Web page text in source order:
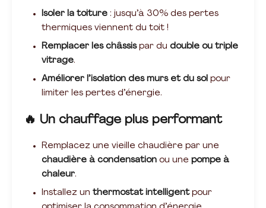
Isoler la toiture : jusqu’à 30% des pertes
thermiques viennent du toit !
Remplacer les châssispar du double ou triple
vitrage.
Améliorer l’isolation des murs et du sol pour
limiter les pertes d’énergie.
🔥 Un chauffage plus performant
Remplacez une vieille chaudière par une
chaudière à condensation ou une pompe à
chaleur.
Installez un thermostat intelligentpour